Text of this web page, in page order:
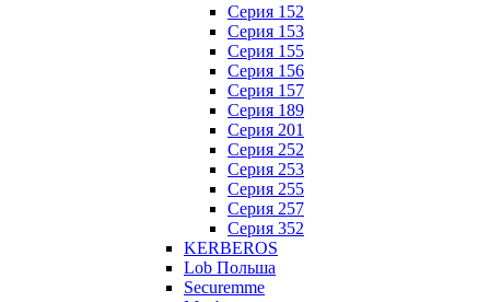
Серия 152
Серия 153
Серия 155
Серия 156
Серия 157
Серия 189
Серия 201
Серия 252
Серия 253
Серия 255
Серия 257
Серия 352
KERBEROS
Lob Польша
Securemme